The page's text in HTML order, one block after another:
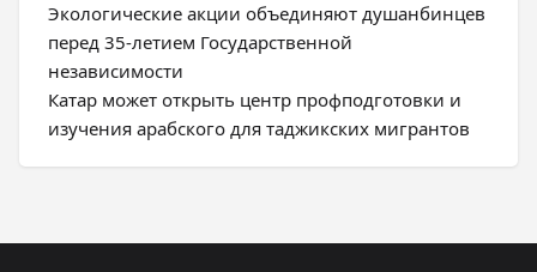
Экологические акции объединяют душанбинцев
перед 35-летием Государственной
независимости
Катар может открыть центр профподготовки и
изучения арабского для таджикских мигрантов